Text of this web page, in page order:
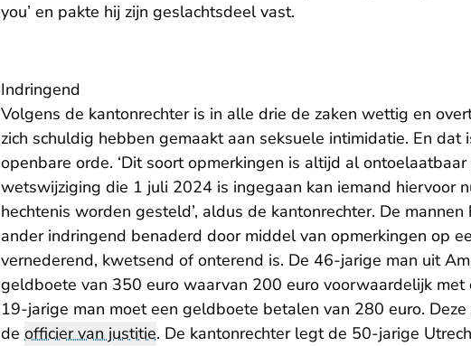
you’ en pakte hij zijn geslachtsdeel vast.
Indringend
Volgens de kantonrechter is in alle drie de zaken wettig en
zich schuldig hebben gemaakt aan seksuele intimidatie. En dat
openbare orde. ‘Dit soort opmerkingen is altijd al
wetswijziging die 1 juli 2024 is ingegaan kan iemand hiervoor
hechtenis worden gesteld’, aldus de kantonrechter. De
ander indringend benaderd door middel van opmerkingen op
vernederend, kwetsend of onterend is. De 46-jarige man uit
geldboete van 350 euro waarvan 200 euro voorwaardelijk met
19-jarige man moet een geldboete betalen van 280 euro.
de officier van justitie. De kantonrechter legt de 50-jarige